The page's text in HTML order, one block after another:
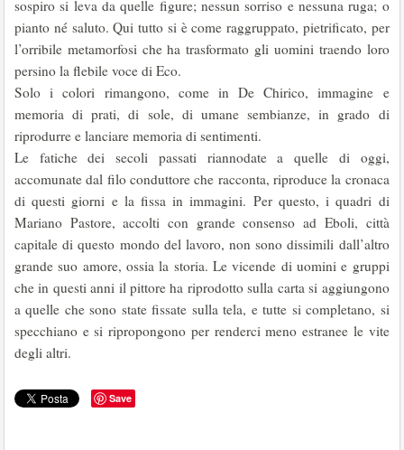
sospiro si leva da quelle figure; nessun sorriso e nessuna ruga; o
pianto né saluto. Qui tutto si è come raggruppato, pietrificato, per
l’orribile metamorfosi che ha trasformato gli uomini traendo loro
persino la flebile voce di Eco.
Solo i colori rimangono, come in De Chirico, immagine e
memoria di prati, di sole, di umane sembianze, in grado di
riprodurre e lanciare memoria di sentimenti.
Le fatiche dei secoli passati riannodate a quelle di oggi,
accomunate dal filo conduttore che racconta, riproduce la cronaca
di questi giorni e la fissa in immagini. Per questo, i quadri di
Mariano Pastore, accolti con grande consenso ad Eboli, città
capitale di questo mondo del lavoro, non sono dissimili dall’altro
grande suo amore, ossia la storia. Le vicende di uomini e gruppi
che in questi anni il pittore ha riprodotto sulla carta si aggiungono
a quelle che sono state fissate sulla tela, e tutte si completano, si
specchiano e si ripropongono per renderci meno estranee le vite
degli altri.
Save